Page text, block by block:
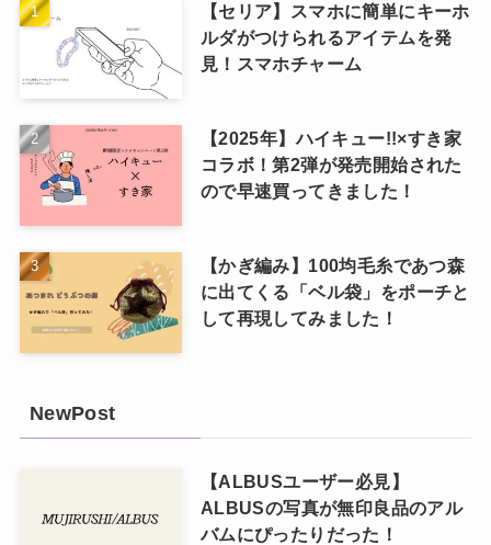
【セリア】スマホに簡単にキーホ
ルダがつけられるアイテムを発
見！スマホチャーム
【2025年】ハイキュー!!×すき家
コラボ！第2弾が発売開始された
ので早速買ってきました！
【かぎ編み】100均毛糸であつ森
に出てくる「ベル袋」をポーチと
して再現してみました！
NewPost
【ALBUSユーザー必見】
ALBUSの写真が無印良品のアル
バムにぴったりだった！